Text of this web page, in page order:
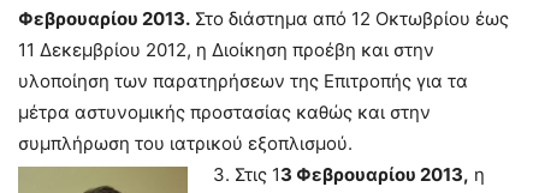
Φεβρουαρίου 2013. Στο διάστημα από 12 Οκτωβρίου έως
11 Δεκεμβρίου 2012, η Διοίκηση προέβη και στην
υλοποίηση των παρατηρήσεων της Επιτροπής για τα
μέτρα αστυνομικής προστασίας καθώς και στην
συμπλήρωση του ιατρικού εξοπλισμού.
3. Στις 13 Φεβρουαρίου 2013, η